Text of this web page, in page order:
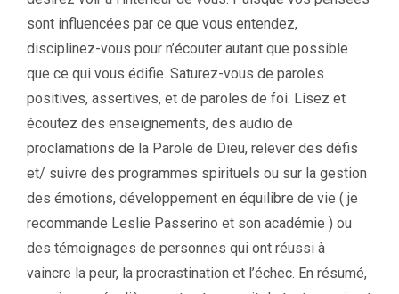
sont influencées par ce que vous entendez,
disciplinez-vous pour n’écouter autant que possible
que ce qui vous édifie. Saturez-vous de paroles
positives, assertives, et de paroles de foi. Lisez et
écoutez des enseignements, des audio de
proclamations de la Parole de Dieu, relever des défis
et/ suivre des programmes spirituels ou sur la gestion
des émotions, développement en équilibre de vie ( je
recommande Leslie Passerino et son académie ) ou
des témoignages de personnes qui ont réussi à
vaincre la peur, la procrastination et l’échec. En résumé,